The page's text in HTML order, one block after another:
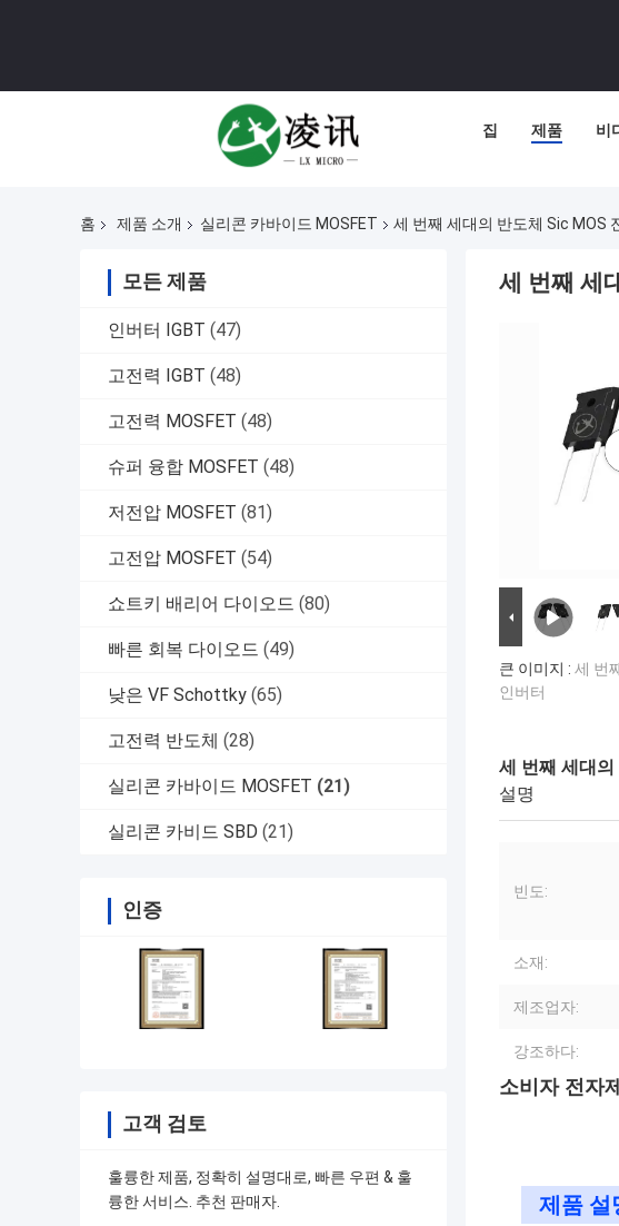
집 제품 비
홈 제품 소개 실리콘 카바이드 MOSFET 세 번째 세대의 반도체 Sic MOS
모든 제품
인버터 IGBT (47)
고전력 IGBT (48)
고전력 MOSFET (48)
슈퍼 융합 MOSFET (48)
저전압 MOSFET (81)
고전압 MOSFET (54)
쇼트키 배리어 다이오드 (80)
빠른 회복 다이오드 (49)
낮은 VF Schottky (65)
고전력 반도체 (28)
실리콘 카바이드 MOSFET (21)
실리콘 카비드 SBD (21)
인증
고객 검토
훌륭한 제품, 정확히 설명대로, 빠른 우편 & 훌
륭한 서비스. 추천 판매자.
세 번째 세
큰 이미지 : 세 번
인버터
세 번째 세대
설명
빈도:
소재:
제조업자:
강조하다:
소비자 전자
제품 설